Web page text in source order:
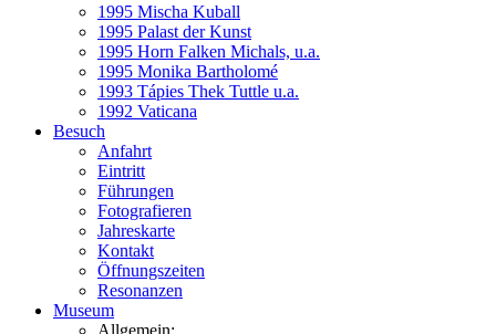
1995 Mischa Kuball
1995 Palast der Kunst
1995 Horn Falken Michals, u.a.
1995 Monika Bartholomé
1993 Tápies Thek Tuttle u.a.
1992 Vaticana
Besuch
Anfahrt
Eintritt
Führungen
Fotografieren
Jahreskarte
Kontakt
Öffnungszeiten
Resonanzen
Museum
Allgemein: